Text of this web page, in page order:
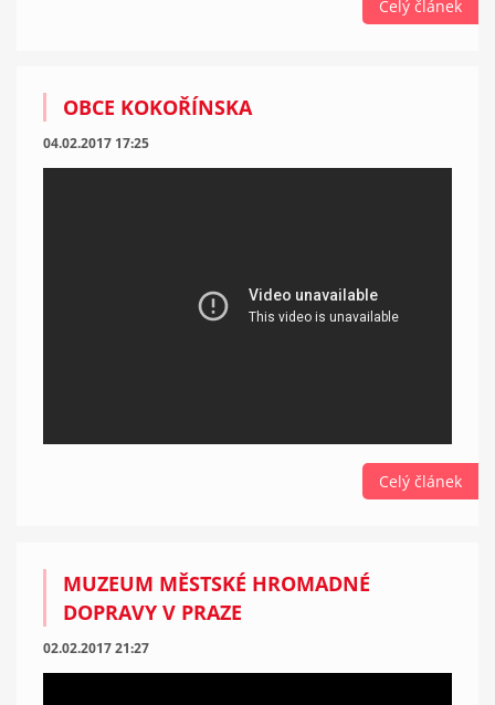
Celý článek
OBCE KOKOŘÍNSKA
04.02.2017 17:25
Celý článek
MUZEUM MĚSTSKÉ HROMADNÉ
DOPRAVY V PRAZE
02.02.2017 21:27